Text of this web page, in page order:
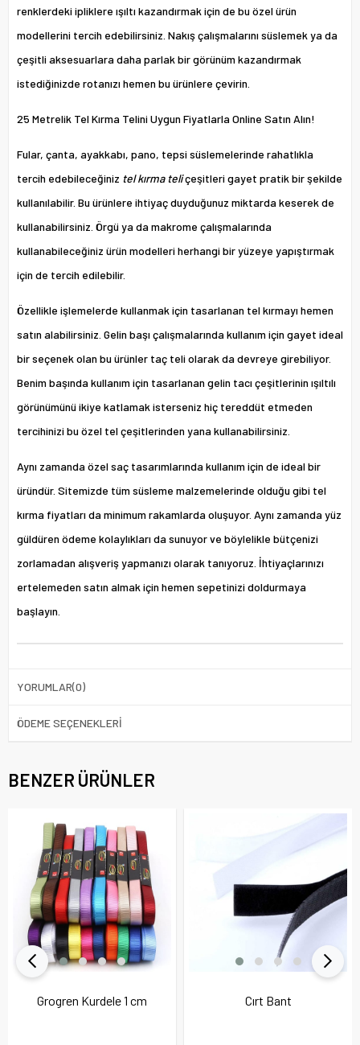
renklerdeki ipliklere ışıltı kazandırmak için de bu özel ürün
modellerini tercih edebilirsiniz. Nakış çalışmalarını süslemek ya da
çeşitli aksesuarlara daha parlak bir görünüm kazandırmak
istediğinizde rotanızı hemen bu ürünlere çevirin.
25 Metrelik Tel Kırma Telini Uygun Fiyatlarla Online Satın Alın!
Fular, çanta, ayakkabı, pano, tepsi süslemelerinde rahatlıkla
tercih edebileceğiniz tel kırma teliçeşitleri gayet pratik bir şekilde
kullanılabilir. Bu ürünlere ihtiyaç duyduğunuz miktarda keserek de
kullanabilirsiniz. Örgü ya da makrome çalışmalarında
kullanabileceğiniz ürün modelleri herhangi bir yüzeye yapıştırmak
için de tercih edilebilir.
Özellikle işlemelerde kullanmak için tasarlanan tel kırmayı hemen
satın alabilirsiniz. Gelin başı çalışmalarında kullanım için gayet ideal
bir seçenek olan bu ürünler taç teli olarak da devreye girebiliyor.
Benim başında kullanım için tasarlanan gelin tacı çeşitlerinin ışıltılı
görünümünü ikiye katlamak isterseniz hiç tereddüt etmeden
tercihinizi bu özel tel çeşitlerinden yana kullanabilirsiniz.
Aynı zamanda özel saç tasarımlarında kullanım için de ideal bir
üründür. Sitemizde tüm süsleme malzemelerinde olduğu gibi tel
kırma fiyatları da minimum rakamlarda oluşuyor. Aynı zamanda yüz
güldüren ödeme kolaylıkları da sunuyor ve böylelikle bütçenizi
zorlamadan alışveriş yapmanızı olarak tanıyoruz. İhtiyaçlarınızı
ertelemeden satın almak için hemen sepetinizi doldurmaya
başlayın.
YORUMLAR(0)
ÖDEME SEÇENEKLERI
BENZER ÜRÜNLER
Grogren Kurdele 1 cm Cırt Bant